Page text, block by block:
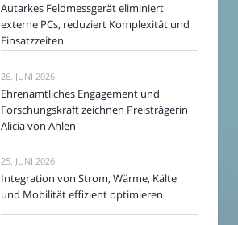
Autarkes Feldmessgerät eliminiert
externe PCs, reduziert Komplexität und
Einsatzzeiten
26. JUNI 2026
Ehrenamtliches Engagement und
Forschungskraft zeichnen Preisträgerin
Alicia von Ahlen
25. JUNI 2026
Integration von Strom, Wärme, Kälte
und Mobilität effizient optimieren